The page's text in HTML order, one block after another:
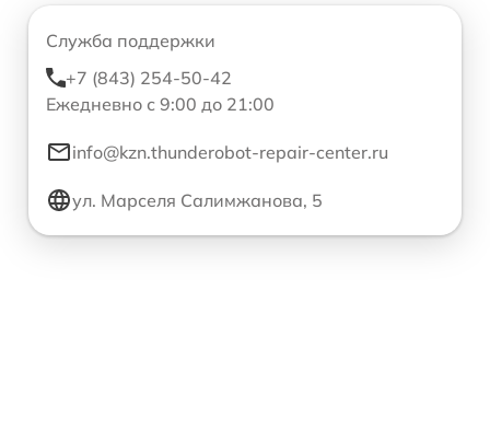
Служба поддержки
+7 (843) 254-50-42
Ежедневно с 9:00 до 21:00
info@kzn.thunderobot-repair-center.ru
ул. Марселя Салимжанова, 5